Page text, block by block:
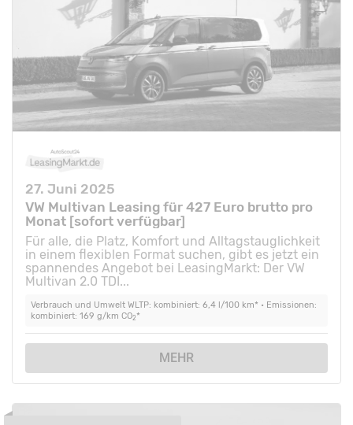
27. Juni 2025
VW Multivan Leasing für 427 Euro brutto pro
Monat [sofort verfügbar]
Für alle, die Platz, Komfort und Alltagstauglichkeit
in einem flexiblen Format suchen, gibt es jetzt ein
spannendes Angebot bei LeasingMarkt: Der VW
Multivan 2.0 TDI...
Verbrauch und Umwelt WLTP: kombiniert: 6,4 l/100 km* • Emissionen:
kombiniert: 169 g/km CO2*
MEHR